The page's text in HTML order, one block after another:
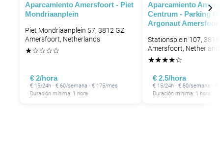
Aparcamiento Amersfoort - Piet
Mondriaanplein
Piet Mondriaanplein 57, 3812 GZ
Amersfoort, Netherlands
★☆☆☆☆
€ 2/hora
€ 15/24h · € 60/semana · € 175/mes
Duración mínima: 1 hora
Aparcamiento
Centrum - Parking
Argonaut
Stationsplein 107, 3818
Amersfoort,
★★★★☆
€ 2.5/hora
€ 15/24h · € 80/semana ·
Duración mínima: 1 hora